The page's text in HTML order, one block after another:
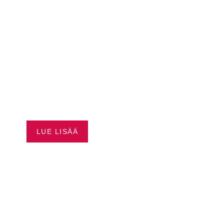
LUE LISÄÄ